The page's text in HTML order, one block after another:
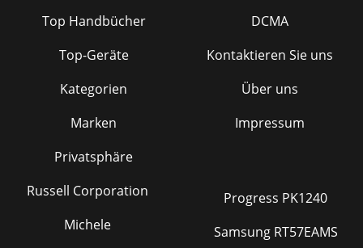
Top Handbücher
Top-Geräte
Kategorien
Marken
Privatsphäre
DCMA
Kontaktieren Sie uns
Über uns
Impressum
Russell Corporation
Michele
Progress PK1240
Samsung RT57EAMS